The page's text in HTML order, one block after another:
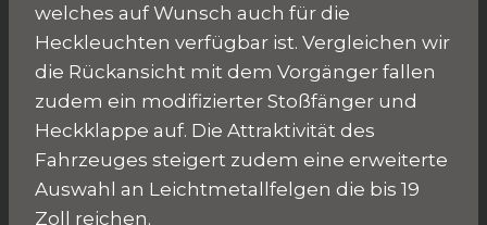
welches auf Wunsch auch für die
Heckleuchten verfügbar ist. Vergleichen wir
die Rückansicht mit dem Vorgänger fallen
zudem ein modifizierter Stoßfänger und
Heckklappe auf. Die Attraktivität des
Fahrzeuges steigert zudem eine erweiterte
Auswahl an Leichtmetallfelgen die bis 19
Zoll reichen.